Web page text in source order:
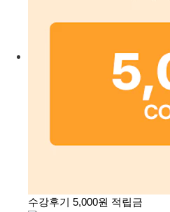
수강후기 5,000원 적립금